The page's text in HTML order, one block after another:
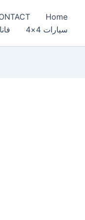
Home
سيارات 4×4